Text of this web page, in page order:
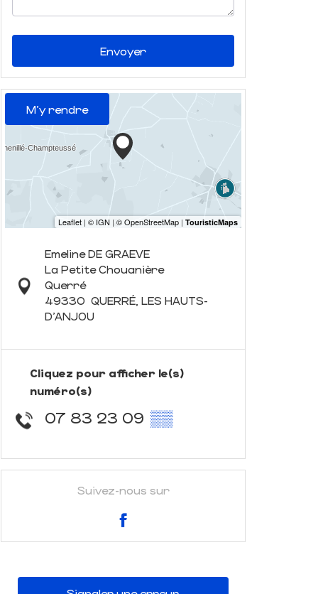
Envoyer
M'y rendre
Emeline DE GRAEVE
La Petite Chouanière
Querré
49330 QUERRÉ, LES HAUTS-
D'ANJOU
Cliquez pour afficher le(s)
numéro(s)
07 83 23 09 ▒▒
Suivez-nous sur